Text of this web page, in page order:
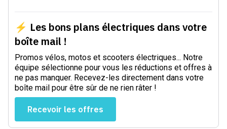
⚡ Les bons plans électriques dans votre
boîte mail !
Promos vélos, motos et scooters électriques... Notre
équipe sélectionne pour vous les réductions et offres à
ne pas manquer. Recevez-les directement dans votre
boîte mail pour être sûr de ne rien râter !
Recevoir les offres